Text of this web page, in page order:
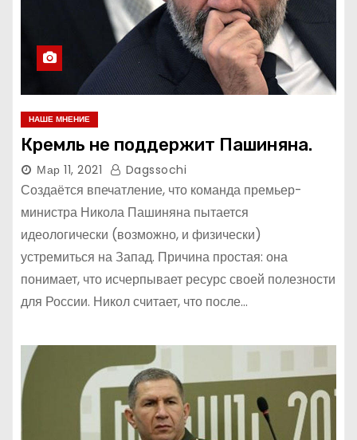
НАШЕ МНЕНИЕ
Кремль не поддержит Пашиняна.
Мар 11, 2021 Dagssochi
Создаётся впечатление, что команда премьер-
министра Никола Пашиняна пытается
идеологически (возможно, и физически)
устремиться на Запад. Причина простая: она
понимает, что исчерпывает ресурс своей полезности
для России. Никол считает, что после…